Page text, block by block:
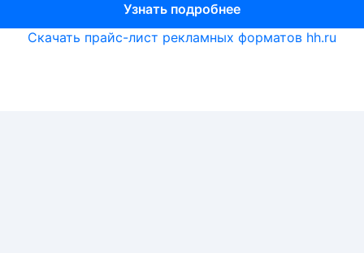
Узнать подробнее
Узнать подробнее
Скачать прайс-лист рекламных форматов hh.ru